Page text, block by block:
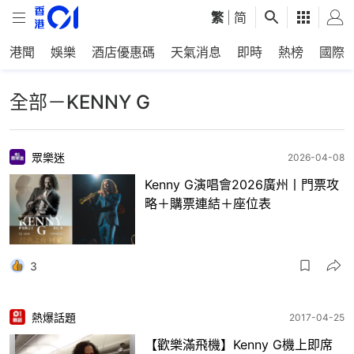
繁 简
港聞 娛樂 酒店優惠碼 天氣消息 即時 熱榜 國際
全部－KENNY G
眾樂迷 2026-04-08
Kenny G演唱會2026廣州丨門票攻
略＋購票連結＋座位表
3
熱爆話題 2017-04-25
【歡樂滿飛機】Kenny G機上即席